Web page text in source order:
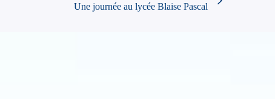
Une journée au lycée Blaise Pascal